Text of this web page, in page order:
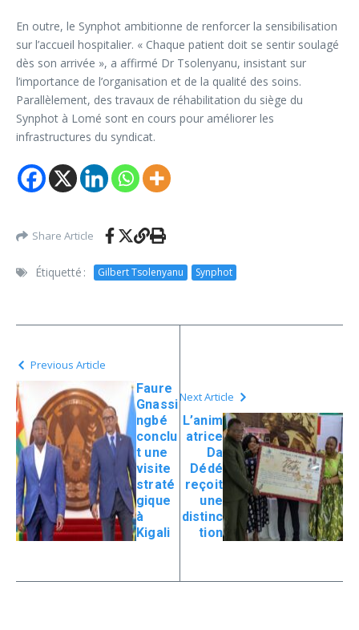
En outre, le Synphot ambitionne de renforcer la sensibilisation
sur l’accueil hospitalier. « Chaque patient doit se sentir soulagé
dès son arrivée », a affirmé Dr Tsolenyanu, insistant sur
l’importance de l’organisation et de la qualité des soins.
Parallèlement, des travaux de réhabilitation du siège du
Synphot à Lomé sont en cours pour améliorer les
infrastructures du syndicat.
Share Article
Étiquetté : Gilbert Tsolenyanu Synphot
Previous Article
Faure
Gnassi
ngbé
conclu
t une
visite
straté
gique
à
Kigali
Next Article
L’anim
atrice
Da
Dédé
reçoit
une
distinc
tion